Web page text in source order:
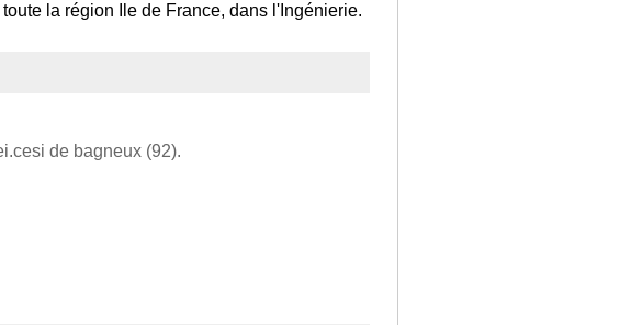
la région Ile de France, dans l'Ingénierie.
de bagneux (92).